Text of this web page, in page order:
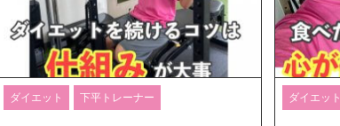
ダイエット 下平トレーナー ダイエット